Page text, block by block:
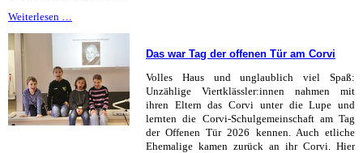
Weiterlesen …
Geschäftsmann
Das war Tag der offenen Tür am Corvi
Volles Haus und unglaublich viel Spaß:
Unzählige Viertklässler:innen nahmen mit
ihren Eltern das Corvi unter die Lupe und
lernten die Corvi-Schulgemeinschaft am Tag
der Offenen Tür 2026 kennen. Auch etliche
Ehemalige kamen zurück an ihr Corvi. Hier